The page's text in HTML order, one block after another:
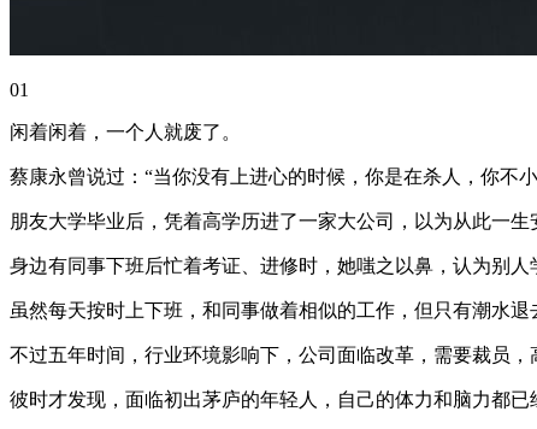
01
闲着闲着，一个人就废了。
蔡康永曾说过：“当你没有上进心的时候，你是在杀人，你不
朋友大学毕业后，凭着高学历进了一家大公司，以为从此一生
身边有同事下班后忙着考证、进修时，她嗤之以鼻，认为别人
虽然每天按时上下班，和同事做着相似的工作，但只有潮水退
不过五年时间，行业环境影响下，公司面临改革，需要裁员，
彼时才发现，面临初出茅庐的年轻人，自己的体力和脑力都